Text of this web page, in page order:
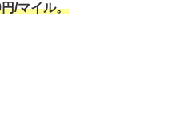
/マイル。